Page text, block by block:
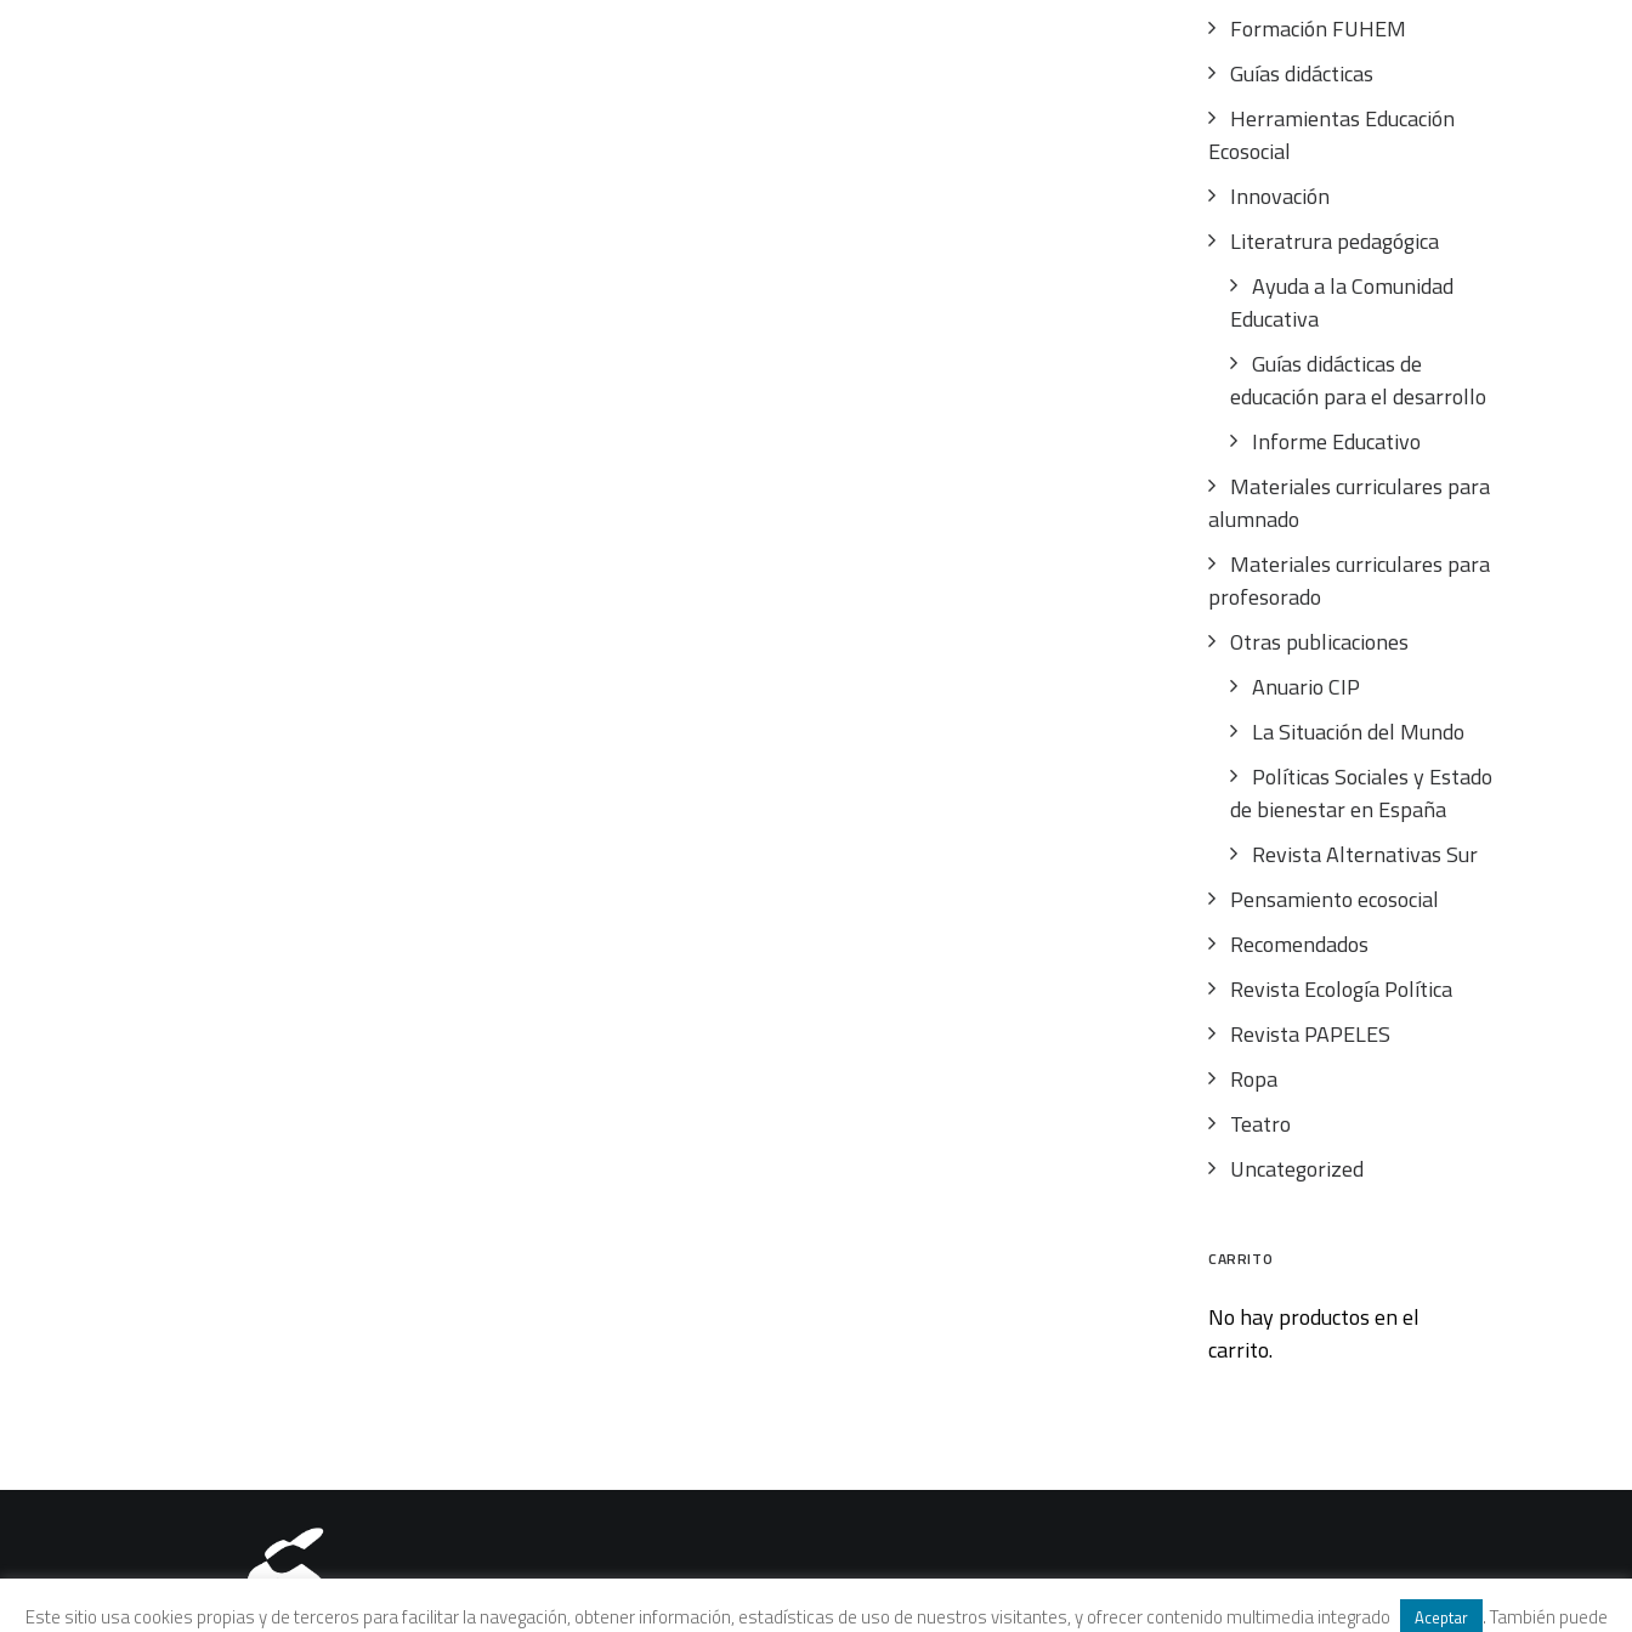
Formación FUHEM
Guías didácticas
Herramientas Educación
Ecosocial
Innovación
Literatrura pedagógica
Ayuda a la Comunidad
Educativa
Guías didácticas de
educación para el desarrollo
Informe Educativo
Materiales curriculares para
alumnado
Materiales curriculares para
profesorado
Otras publicaciones
Anuario CIP
La Situación del Mundo
Políticas Sociales y Estado
de bienestar en España
Revista Alternativas Sur
Pensamiento ecosocial
Recomendados
Revista Ecología Política
Revista PAPELES
Ropa
Teatro
Uncategorized
CARRITO
No hay productos en el
carrito.
Aviso legal|Política de privacidad|Política de cookies|Condiciones legales de venta
Este sitio usa cookies propias y de terceros para facilitar la navegación, obtener información, estadísticas de uso de nuestros visitantes, y ofrecer contenido multimedia integrado Aceptar . También puede